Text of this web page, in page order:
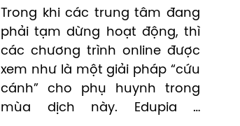
Trong khi các trung tâm đang
phải tạm dừng hoạt động, thì
các chương trình online được
xem như là một giải pháp “cứu
cánh” cho phụ huynh trong
mùa dịch này. Edupia -